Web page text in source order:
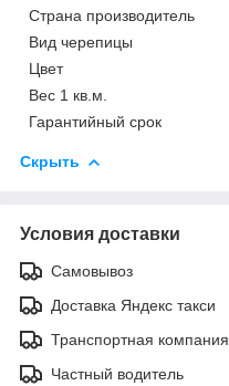
Страна производитель
Вид черепицы
Цвет
Вес 1 кв.м.
Гарантийный срок
Скрыть
Условия доставки
Самовывоз
Доставка Яндекс такси
Транспортная компания
Частный водитель